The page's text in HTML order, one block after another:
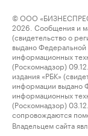
© ООО
2026. Сообщения и
(свидетельство о
выдано Федеральной
информационных
(Роскомнадзор)
издания «РБК»
информации выдано
информационных
(Роскомнадзор)
сопровождаются
Владельцем сайта